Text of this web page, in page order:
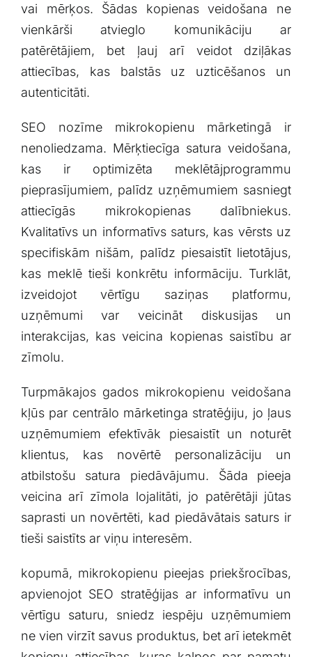
vai ⁢mērķos. Šādas kopienas veidošana ne‌
vienkārši atvieglo komunikāciju ar
patērētājiem, bet ļauj arī veidot dziļākas
attiecības, kas balstās uz uzticēšanos ‌un
⁤autenticitāti.
SEO nozīme mikrokopienu mārketingā ir
nenoliedzama. Mērķtiecīga satura‍ veidošana,
kas ir optimizēta meklētājprogrammu
pieprasījumiem, palīdz uzņēmumiem ⁤sasniegt
⁤attiecīgās ‍mikrokopienas dalībniekus.
Kvalitatīvs un informatīvs saturs, kas vērsts ⁣uz
specifiskām nišām, palīdz piesaistīt⁢ lietotājus,
kas‍ meklē tieši konkrētu informāciju. Turklāt,
izveidojot ‍vērtīgu ⁢saziņas platformu,
uzņēmumi var veicināt diskusijas un
interakcijas, kas‍ veicina kopienas saistību ar⁣
zīmolu.
Turpmākajos gados mikrokopienu veidošana
⁤kļūs par centrālo mārketinga‍ stratēģiju, jo ļaus⁢
uzņēmumiem efektīvāk piesaistīt un noturēt
klientus, kas novērtē personalizāciju un
atbilstošu satura piedāvājumu. Šāda pieeja
veicina arī zīmola lojalitāti, jo patērētāji jūtas
⁣saprasti‌ un‌ novērtēti, kad ⁣piedāvātais saturs ⁤ir
tieši⁢ saistīts ar viņu interesēm.
kopumā, ⁢mikrokopienu pieejas priekšrocības,
apvienojot SEO stratēģijas ar informatīvu ‌un
vērtīgu​ saturu, sniedz iespēju uzņēmumiem
ne ⁢vien ⁢virzīt savus produktus, bet arī ‍ietekmēt